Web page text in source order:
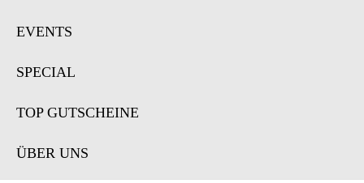
EVENTS
SPECIAL
TOP GUTSCHEINE
ÜBER UNS